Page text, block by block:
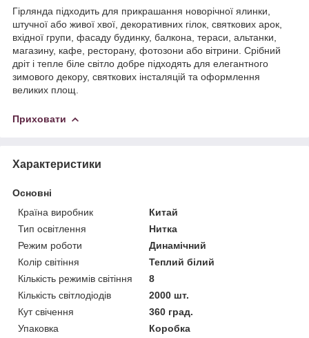
Гірлянда підходить для прикрашання новорічної ялинки,
штучної або живої хвої, декоративних гілок, святкових арок,
вхідної групи, фасаду будинку, балкона, тераси, альтанки,
магазину, кафе, ресторану, фотозони або вітрини. Срібний
дріт і тепле біле світло добре підходять для елегантного
зимового декору, святкових інсталяцій та оформлення
великих площ.
Приховати
Характеристики
Основні
Країна виробник
Китай
Тип освітлення
Нитка
Режим роботи
Динамічний
Колір світіння
Теплий білий
Кількість режимів світіння
8
Кількість світлодіодів
2000 шт.
Кут свічення
360 град.
Упаковка
Коробка